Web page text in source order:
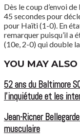
Dès le coup d’envoi
45 secondes pour
pour Haïti (1-0). En
remarquer puisqu’il a
(10e, 2-0) qui double
YOU MAY
52 ans du Baltimore
l’inquiétude et les
Jean-Ricner
musculaire